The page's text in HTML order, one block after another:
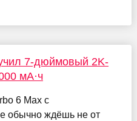
7-дюймовый 2K-
мА·ч
6 Max с
обычно ждёшь не от